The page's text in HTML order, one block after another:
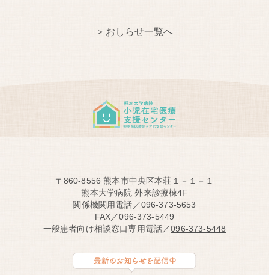
＞おしらせ一覧へ
〒860-8556 熊本市中央区本荘１－１－１
熊本大学病院 外来診療棟4F
関係機関用電話／096-373-5653
FAX／096-373-5449
一般患者向け相談窓口専用電話／096-373-5448